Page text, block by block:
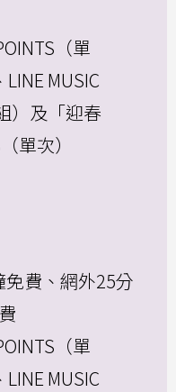
（單
MUSIC
）及「迎春
單次）
費、網外25分
（單
MUSIC